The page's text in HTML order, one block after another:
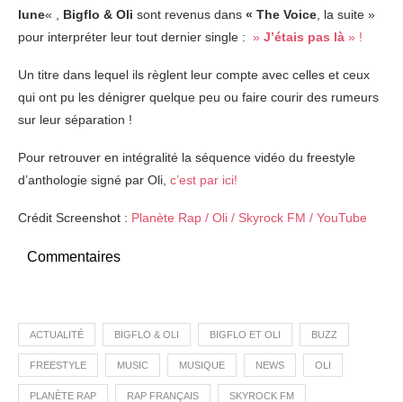
lune« , Bigflo & Oli sont revenus dans « The Voice , la suite »
pour interpréter leur tout dernier single : » J’étais pas là » !
Un titre dans lequel ils règlent leur compte avec celles et ceux
qui ont pu les dénigrer quelque peu ou faire courir des rumeurs
sur leur séparation !
Pour retrouver en intégralité la séquence vidéo du freestyle
d’anthologie signé par Oli, c’est par ici!
Crédit Screenshot : Planète Rap / Oli / Skyrock FM / YouTube
Commentaires
ACTUALITÉ BIGFLO & OLI BIGFLO ET OLI BUZZ
FREESTYLE MUSIC MUSIQUE NEWS OLI
PLANÈTE RAP RAP FRANÇAIS SKYROCK FM